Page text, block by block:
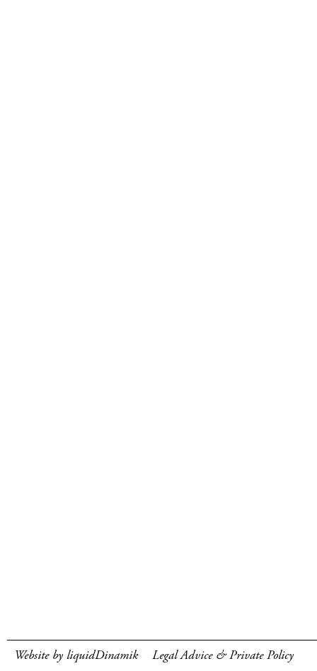
Website by liquidDinamik Legal Advice & Private Policy